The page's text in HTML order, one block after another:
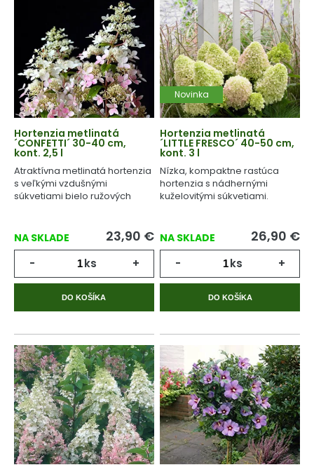
Hortenzia metlinatá
´CONFETTI´ 30-40 cm,
kont. 2,5 l
Atraktívna metlinatá hortenzia
s veľkými vzdušnými
súkvetiami bielo ružových
NA SKLADE 23,90 €
- ks +
DO KOŠÍKA
Novinka
Hortenzia metlinatá
´LITTLE FRESCO´ 40-50 cm,
kont. 3 l
Nízka, kompaktne rastúca
hortenzia s nádhernými
kuželovitými súkvetiami.
NA SKLADE 26,90 €
- ks +
DO KOŠÍKA